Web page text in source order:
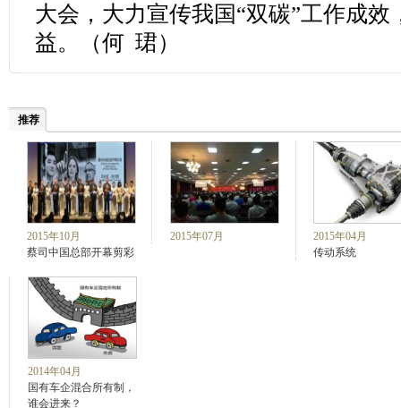
大会，大力宣传我国“双碳”工作成
益。（何 珺）
推荐
2015年10月
蔡司中国总部开幕剪彩
2015年07月
2015年04月
传动系统
2014年04月
国有车企混合所有制，
谁会进来？